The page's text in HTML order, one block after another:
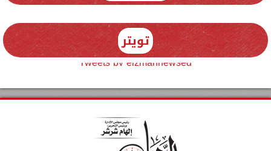
تويتر
Tweets by elzmannewseg